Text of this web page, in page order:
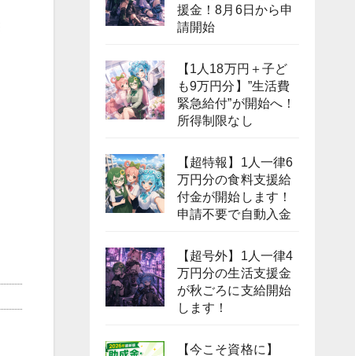
援金！8月6日から申
請開始
【1人18万円＋子ど
も9万円分】”生活費
緊急給付”が開始へ！
所得制限なし
【超特報】1人一律6
万円分の食料支援給
付金が開始します！
申請不要で自動入金
【超号外】1人一律4
万円分の生活支援金
が秋ごろに支給開始
します！
【今こそ資格に】